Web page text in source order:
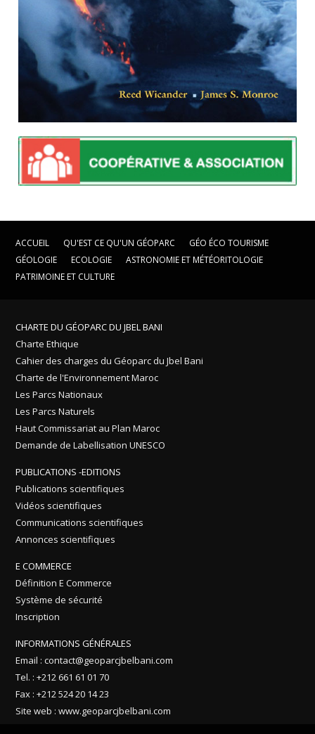
ACCUEIL QU'EST CE QU'UN GÉOPARC
GÉO ÉCO TOURISME
GÉOLOGIE
ECOLOGIE
ASTRONOMIE ET MÉTÉORITOLOGIE
PATRIMOINE ET CULTURE
CHARTE DU GÉOPARC DU JBEL BANI
Charte Ethique
Cahier des charges du Géoparc du Jbel Bani
Charte de l'Environnement Maroc
Les Parcs Nationaux
Les Parcs Naturels
Haut Commissariat au Plan Maroc
Demande de Labellisation UNESCO
PUBLICATIONS -EDITIONS
Publications scientifiques
Vidéos scientifiques
Communications scientifiques
Annonces scientifiques
E COMMERCE
Définition E Commerce
Système de sécurité
Inscription
INFORMATIONS GÉNÉRALES
Email : contact@geoparcjbelbani.com
Tel. : +212 661 61 01 70
Fax : +212 524 20 14 23
Site web : www.geoparcjbelbani.com